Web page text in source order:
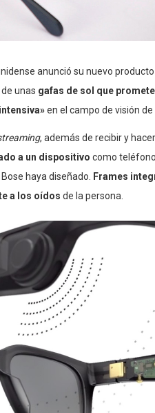
anunció su nuevo
unas gafas de sol que
en el campo de visión de
, además de recibir y
a un dispositivo como
haya diseñado. Frames
a los oídos de la persona.